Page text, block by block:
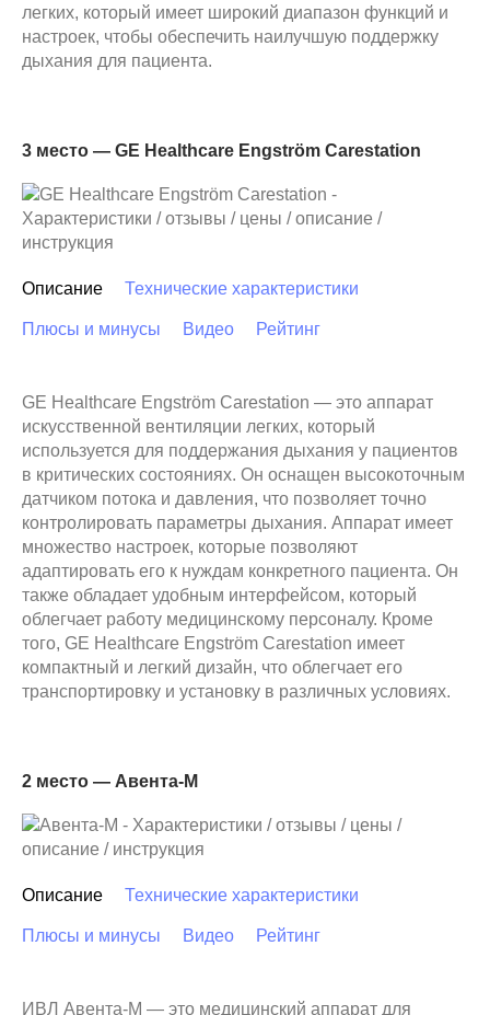
легких, который имеет широкий диапазон функций и
настроек, чтобы обеспечить наилучшую поддержку
дыхания для пациента.
3 место — GE Healthcare Engström Carestation
Описание Технические характеристики
Плюсы и минусы Видео Рейтинг
GE Healthcare Engström Carestation — это аппарат
искусственной вентиляции легких, который
используется для поддержания дыхания у пациентов
в критических состояниях. Он оснащен высокоточным
датчиком потока и давления, что позволяет точно
контролировать параметры дыхания. Аппарат имеет
множество настроек, которые позволяют
адаптировать его к нуждам конкретного пациента. Он
также обладает удобным интерфейсом, который
облегчает работу медицинскому персоналу. Кроме
того, GE Healthcare Engström Carestation имеет
компактный и легкий дизайн, что облегчает его
транспортировку и установку в различных условиях.
2 место — Авента-М
Описание Технические характеристики
Плюсы и минусы Видео Рейтинг
ИВЛ Авента-М — это медицинский аппарат для